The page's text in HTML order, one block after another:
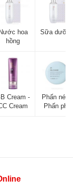
hoa
hồng
Sữa
Cream -
Cream
Phấn nén -
Phấn phủ